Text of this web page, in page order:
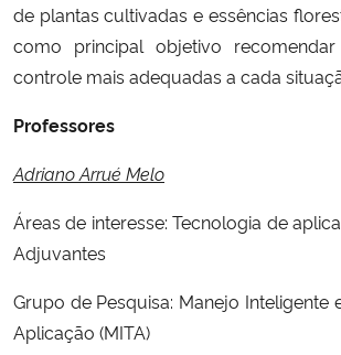
de plantas cultivadas e essências
como principal objetivo
controle mais adequadas a cada
Professores
Adriano Arrué Melo
Áreas de interesse: Tecnologia de
Adjuvantes
Grupo de Pesquisa: Manejo Inteligente
Aplicação (MITA)